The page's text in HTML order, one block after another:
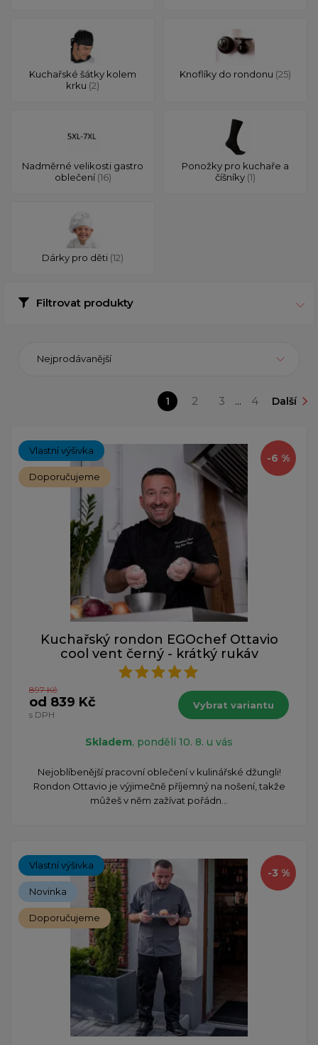
Kuchařské šátky kolem
krku (2)
Knoflíky do rondonu (25)
Nadměrné velikosti gastro
oblečení(16)
Ponožky pro kuchaře a
číšníky (1)
Dárky pro děti (12)
Filtrovat produkty
Nejprodávanější
1 2 3 ... 4 Další
-6 %
Vlastní výšivka
Doporučujeme
Kuchařský rondon EGOchef Ottavio
cool vent černý - krátký rukáv
897 Kč
od 839 Kč
s DPH
Vybrat variantu
Skladem, pondělí 10. 8. u vás
Nejoblíbenější pracovní oblečení v kulinářské džungli!
Rondon Ottavio je výjimečně příjemný na nošení, takže
můžeš v něm zažívat pořádn...
-3 %
Vlastní výšivka
Novinka
Doporučujeme